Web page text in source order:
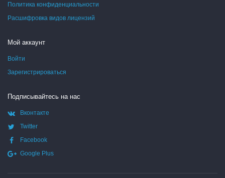
Политика конфиденциальности
Расшифровка видов лицензий
Мой аккаунт
Войти
Зарегистрироваться
Подписывайтесь на нас
Вконтакте
Twitter
Facebook
Google Plus